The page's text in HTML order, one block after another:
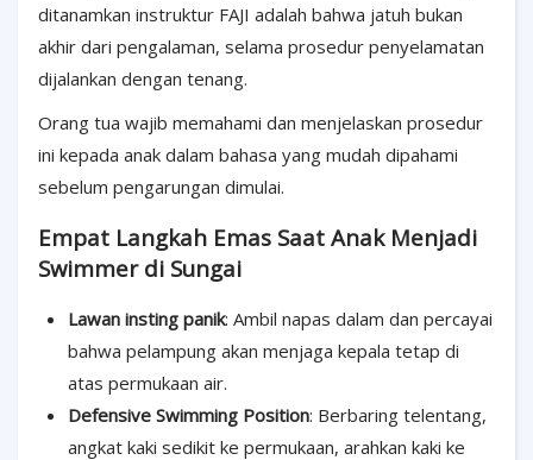
ditanamkan instruktur FAJI adalah bahwa jatuh bukan
akhir dari pengalaman, selama prosedur penyelamatan
dijalankan dengan tenang.
Orang tua wajib memahami dan menjelaskan prosedur
ini kepada anak dalam bahasa yang mudah dipahami
sebelum pengarungan dimulai.
Empat Langkah Emas Saat Anak Menjadi
Swimmer di Sungai
Lawan insting panik: Ambil napas dalam dan percayai
bahwa pelampung akan menjaga kepala tetap di
atas permukaan air.
Defensive Swimming Position: Berbaring telentang,
angkat kaki sedikit ke permukaan, arahkan kaki ke